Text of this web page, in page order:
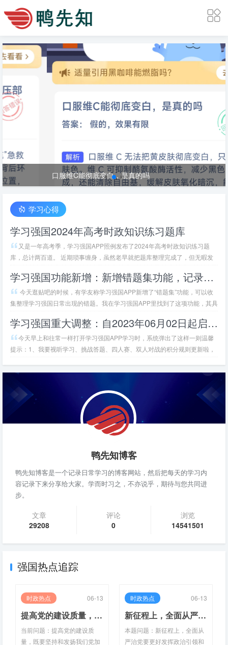
口服维C能彻底变白，是真的吗
学习心得
学习强国2024年高考时政知识练习题库
又是一年高考季，学习强国APP照例发布了2024年高考时政知识练习题
库，总计两百道。 近期琐事缠身，虽然老早就把题库整理完成了，但无暇发
在高考之前全部发布完成吧。 两百道题目就放在下方了，感兴趣的朋友们可
以自行点击链接浏览，如果需要PDF版本可以直接加我微信（备注时政题）免
费索取。…
学习强国功能新增：新增错题集功能，记录答题错题
今天逛贴吧的时候，有学友称学习强国APP新增了“错题集”功能，可以收
集整理学习强国日常出现的错题。我在学习强国APP里找到了这项功能，其具
题两个版块遇到的错题，但要使用此功能必须手动开启自动收录开关且错题量
为50道。学习强国APP对此功能的弹窗介绍如下：·支持练习每日答题、趣味
答题中的错题。·在答题设置页面中打开“自动收录”开关，…
学习强国重大调整：自2023年06月02日起启用最新积分规则和答题办法
今天早上和往常一样打开学习强国APP学习时，系统弹出了这样一则温馨
提示：1、我要视听学习、挑战答题、四人赛、双人对战的积分规则更新啦，
从2023年06月02日00:00开始，学习强国APP迎来了有史以来最大幅度的一
于这样的更新，贴吧里是欢呼声一片，更有没仔细…
鸭先知博客
鸭先知博客是一个记录日常学习的博客网站，然后把每天的学习内
容记录下来分享给大家。学而时习之，不亦说乎，期待与您共同进
步。
文章
29208
评论
0
浏览
14541501
强国热点追踪
时政热点 06-13
提高党的建设质量，既要坚持和发扬我们党加强自身建设形成的优良传统和成功经验，又要根据党的建设面临的新情况新问题大力推进____，用新的思路、举措、办法解决新的矛盾和问题
当前问题：提高党的建设质
量，既要坚持和发扬我们党加
时政热点 06-13
新征程上，全面从严治党要更好发挥政治引领和政治保障作用，更好推进党和国家事业发展，必须把促进全党牢记“三个务必”、践行党的宗旨作为根本指向，把从严管理监督和鼓励担当作为高度统一起来，从而锻造更为坚强的领导力量，凝聚更为广泛的奋斗力量。全面从严治党的目的不是要把人管死，让人瞻前顾后、畏首畏尾，搞成暮气沉沉、无所作为的一潭死水，而是要通过____、____、____、____，营造积极健康、干事创业的政治生态和良好环境
本题问题：新征程上，全面从
严治党要更好发挥政治引领和